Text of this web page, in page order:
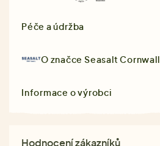
Péče a údržba
O značceSeasalt Cornwall
Informace o výrobci
Hodnocení zákazníků